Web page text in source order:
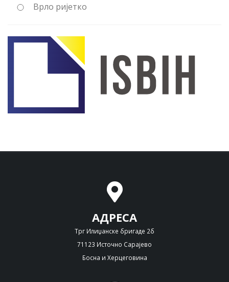
Врло ријетко
АДРЕСА
Трг Илиџанске бригаде 2б
71123 Источно Сарајево
Босна и Херцеговина